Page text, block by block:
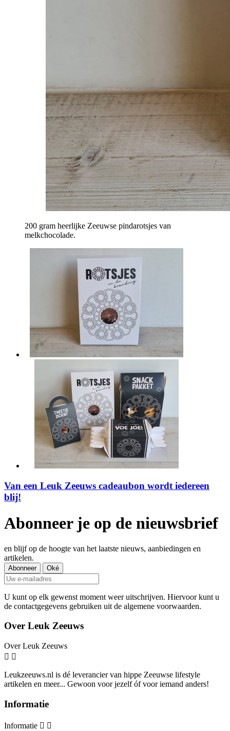
200 gram heerlijke Zeeuwse pindarotsjes van
melkchocolade.
Van een Leuk Zeeuws cadeaubon wordt iedereen
blij!
Abonneer je op de nieuwsbrief
en blijf op de hoogte van het laatste nieuws, aanbiedingen en
artikelen.
U kunt op elk gewenst moment weer uitschrijven. Hiervoor kunt u
de contactgegevens gebruiken uit de algemene voorwaarden.
Over Leuk Zeeuws
Over Leuk Zeeuws
 
Leukzeeuws.nl is dé leverancier van hippe Zeeuwse lifestyle
artikelen en meer... Gewoon voor jezelf óf voor iemand anders!
Informatie
Informatie  